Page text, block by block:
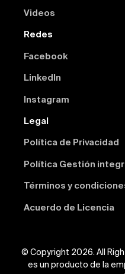
Videos
Redes
Facebook
Linkedln
Instagram
Legal
Política de Privacidad
Política Gestión
Términos y
Acuerdo de Licencia
© Copyright 2026. All
es un producto de la